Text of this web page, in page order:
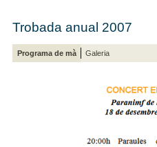
Trobada anual 2007
Programa de mà Galeria